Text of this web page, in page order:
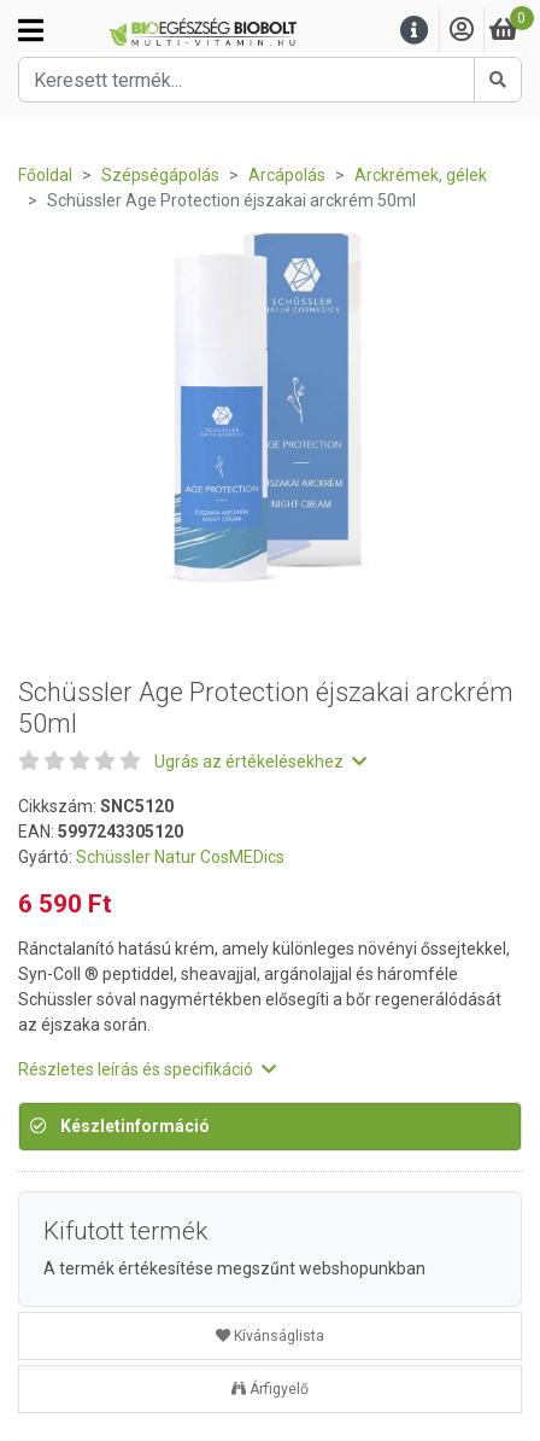
0
Főoldal Szépségápolás Arcápolás
Arckrémek, gélek
Schüssler Age Protection éjszakai arckrém 50ml
Schüssler Age Protection éjszakai arckrém
50ml
Ugrás az értékelésekhez
Cikkszám: SNC5120
EAN: 5997243305120
Gyártó: Schüssler Natur CosMEDics
6 590 Ft
Ránctalanító hatású krém, amely különleges növényi őssejtekkel,
Syn-Coll ® peptiddel, sheavajjal, argánolajjal és háromféle
Schüssler sóval nagymértékben elősegíti a bőr regenerálódását
az éjszaka során.
Részletes leírás és specifikáció
Készletinformáció
Kifutott termék
A termék értékesítése megszűnt webshopunkban
Kívánságlista
Árfigyelő